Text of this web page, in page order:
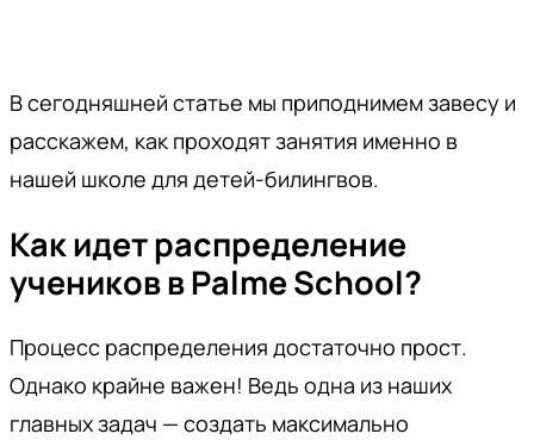
В сегодняшней статье мы приподнимем завесу и
расскажем, как проходят занятия именно в
нашей школе для детей-билингвов.
Как идет распределение
учеников в Palme School?
Процесс распределения достаточно прост.
Однако крайне важен! Ведь одна из наших
главных задач — создать максимально